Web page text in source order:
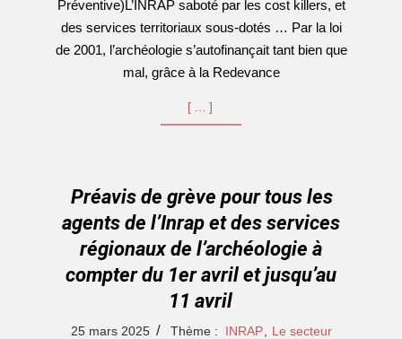
Préventive)L’INRAP saboté par les cost killers, et
des services territoriaux sous-dotés … Par la loi
de 2001, l’archéologie s’autofinançait tant bien que
mal, grâce à la Redevance
[…]
Préavis de grève pour tous les
agents de l’Inrap et des services
régionaux de l’archéologie à
compter du 1er avril et jusqu’au
11 avril
2025-25 mars 2025 Thème : INRAP
Le secteur